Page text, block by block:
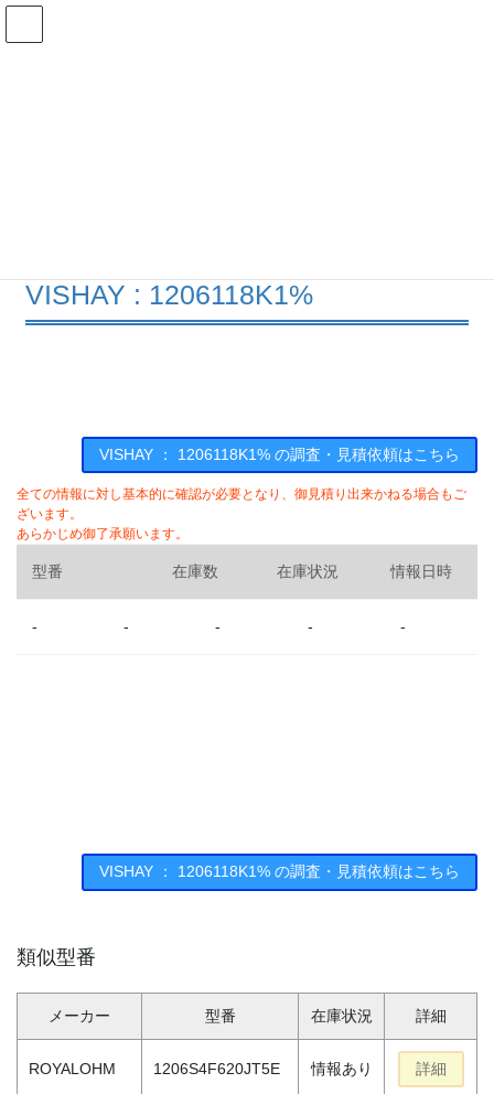
コ
ナ
VISHAY : 1206118K1%
VISHAY ： 1206118K1% の調査・見積依頼はこちら
全ての情報に対し基本的に確認が必要となり、御見積り出来かねる場合もご
ざいます。
あらかじめ御了承願います。
型番 在庫数 在庫状況 情報日時
- - - - -
VISHAY ： 1206118K1% の調査・見積依頼はこちら
類似型番
メーカー 型番 在庫状況 詳細
ROYALOHM 1206S4F620JT5E 情報あり 詳細